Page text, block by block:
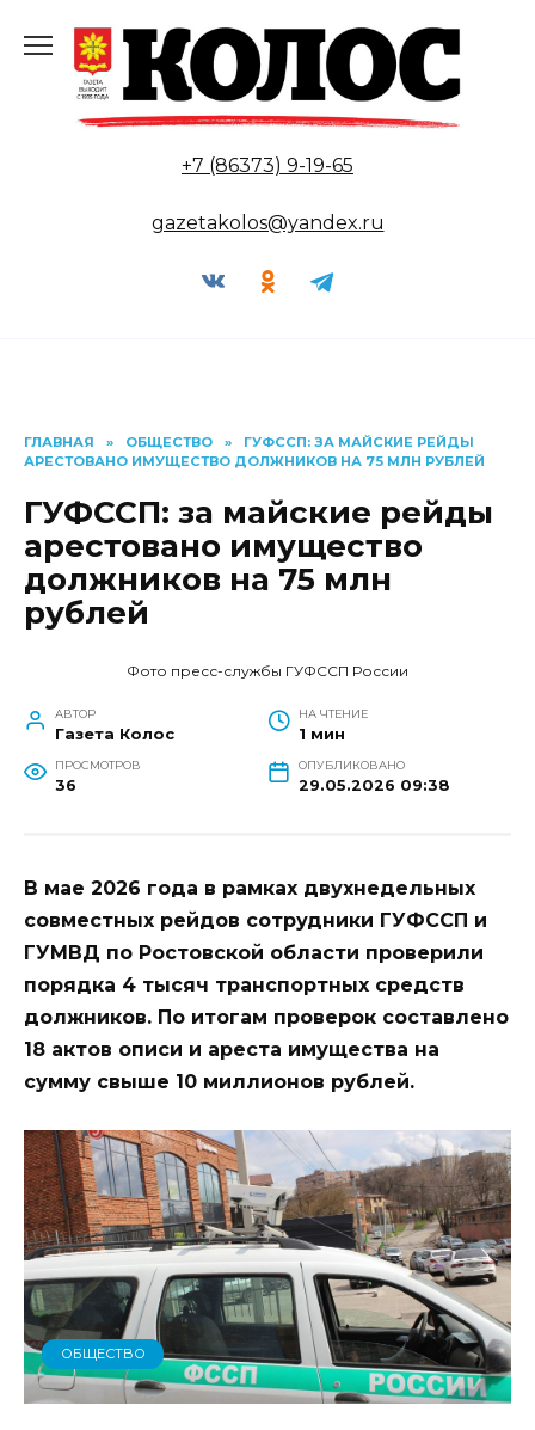
содержанию
+7 (86373) 9-19-65
gazetakolos@yandex.ru
ГЛАВНАЯ » ОБЩЕСТВО »
ГУФССП: ЗА МАЙСКИЕ РЕЙДЫ
АРЕСТОВАНО ИМУЩЕСТВО ДОЛЖНИКОВ НА 75 МЛН РУБЛЕЙ
ГУФССП: за майские рейды
арестовано имущество
должников на 75 млн
рублей
Фото пресс-службы ГУФССП России
АВТОР
Газета Колос
НА ЧТЕНИЕ
1 мин
ПРОСМОТРОВ
36
ОПУБЛИКОВАНО
29.05.2026 09:38
В мае 2026 года в рамках двухнедельных
совместных рейдов сотрудники ГУФССП и
ГУМВД по Ростовской области проверили
порядка 4 тысяч транспортных средств
должников. По итогам проверок составлено
18 актов описи и ареста имущества на
сумму свыше 10 миллионов рублей.
ОБЩЕСТВО